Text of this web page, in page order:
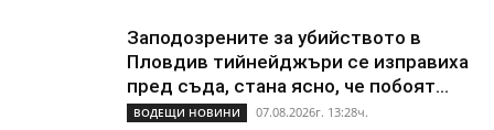
Заподозрените за убийството в
Пловдив тийнейджъри се изправиха
пред съда, стана ясно, че побоят...
ВОДЕЩИ НОВИНИ 07.08.2026г. 13:28ч.